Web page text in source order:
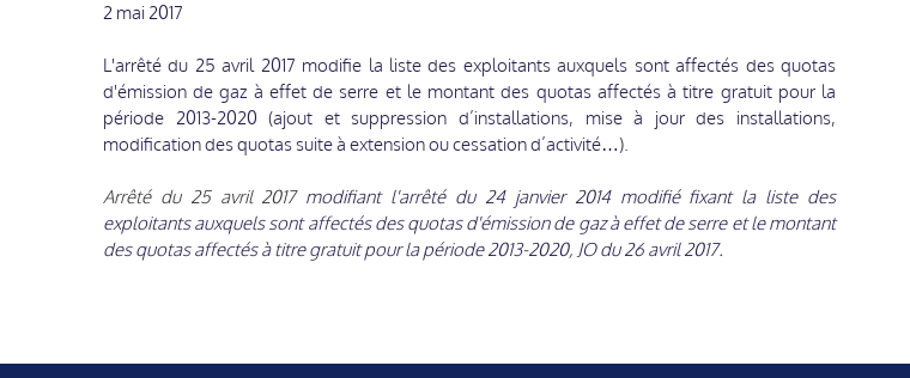
2 mai 2017
L'arrêté du 25 avril 2017 modifie la liste des exploitants auxquels sont affectés des quotas
d'émission de gaz à effet de serre et le montant des quotas affectés à titre gratuit pour la
période 2013-2020 (ajout et suppression d’installations, mise à jour des installations,
modification des quotas suite à extension ou cessation d’activité…).
Arrêté du 25 avril 2017modifiant l'arrêté du 24 janvier 2014 modifié fixant la liste des
exploitants auxquels sont affectés des quotas d'émission de gaz à effet de serre et le montant
des quotas affectés à titre gratuit pour la période 2013-2020, JO du 26 avril 2017.